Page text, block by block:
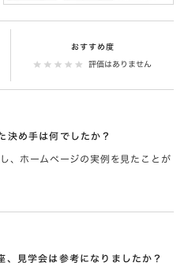
おすすめ度
評価はありません
決め手は何でしたか？
、ホームページの実例を見たことが
、見学会は参考になりましたか？